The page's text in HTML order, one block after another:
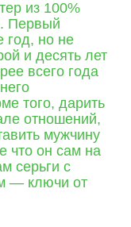
из 100%
Первый
год, но не
и десять лет
всего года
того, дарить
отношений,
мужчину
что он сам на
серьги с
— ключи от